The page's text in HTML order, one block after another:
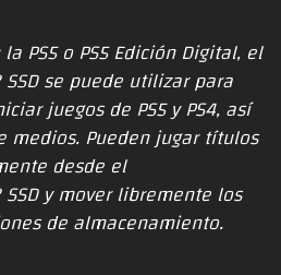
PS5 o PS5 Edición Digital, el
se puede utilizar para
juegos de PS5 y PS4, así
medios. Pueden jugar títulos
desde el
y mover libremente los
de almacenamiento.